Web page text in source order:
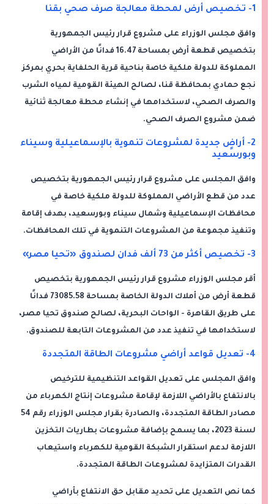
1- تخصيص أرض لمحطة معالجة صرف صحي بقنا
وافق مجلس الوزراء على مشروع قرار رئيس الجمهورية
بتخصيص قطعة أرض بمساحة 16.47 فدانًا من الأراضي
المملوكة للدولة ملكية خاصة بناحية قرية الحلفاية بحري بمركز
نجع حمادي بمحافظة قنا، لصالح الهيئة القومية لمياه الشرب
والصرف الصحي، لاستخدامها في إنشاء محطة معالجة ثنائية
ضمن مشروع الصرف الصحي.
2- أراضٍ جديدة لمشروعات تنموية بالإسماعيلية وسيناء
وبورسعيد
وافق المجلس على مشروع قرار رئيس الجمهورية بتخصيص
عدد من قطع الأراضي المملوكة للدولة ملكية خاصة في
محافظات الإسماعيلية وشمال سيناء وبورسعيد، بهدف إقامة
وتنفيذ مجموعة من المشروعات التنموية في تلك المحافظات.
3- تخصيص أكثر من 73 ألف فدان لصندوق «تحيا مصر»
أقر مجلس الوزراء مشروع قرار رئيس الجمهورية بتخصيص
قطعة أرض من أملاك الدولة الخاصة بمساحة 73085.58 فدانًا
على طريق القاهرة - الواحات البحرية، لصالح صندوق تحيا مصر،
لاستخدامها في تنفيذ عدد من المشروعات التابعة للصندوق.
4- تعديل قواعد أراضي مشروعات الطاقة المتجددة
وافق المجلس على تعديل القواعد التنظيمية للترخيص
بالانتفاع بالأراضي اللازمة لإقامة مشروعات إنتاج الكهرباء من
مصادر الطاقة المتجددة، والصادرة بقرار مجلس الوزراء رقم 54
لسنة 2023، بما يسمح بإضافة مشروعات بطاريات التخزين
اللازمة لدعم استقرار الشبكة القومية للكهرباء واستيعاب
القدرات المتزايدة لمشروعات الطاقة المتجددة.
كما نص التعديل على تحديد مقابل حق الانتفاع بأراضي